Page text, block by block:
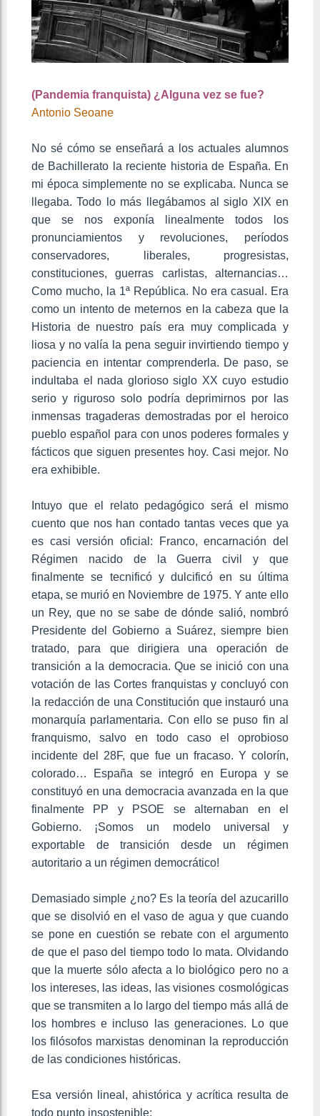
(Pandemia franquista) ¿Alguna vez se fue?
Antonio Seoane
No sé cómo se enseñará a los actuales alumnos
de Bachillerato la reciente historia de España. En
mi época simplemente no se explicaba. Nunca se
llegaba. Todo lo más llegábamos al siglo XIX en
que se nos exponía linealmente todos los
pronunciamientos y revoluciones, períodos
conservadores, liberales, progresistas,
constituciones, guerras carlistas, alternancias…
Como mucho, la 1ª República. No era casual. Era
como un intento de meternos en la cabeza que la
Historia de nuestro país era muy complicada y
liosa y no valía la pena seguir invirtiendo tiempo y
paciencia en intentar comprenderla. De paso, se
indultaba el nada glorioso siglo XX cuyo estudio
serio y riguroso solo podría deprimirnos por las
inmensas tragaderas demostradas por el heroico
pueblo español para con unos poderes formales y
fácticos que siguen presentes hoy. Casi mejor. No
era exhibible.
Intuyo que el relato pedagógico será el mismo
cuento que nos han contado tantas veces que ya
es casi versión oficial: Franco, encarnación del
Régimen nacido de la Guerra civil y que
finalmente se tecnificó y dulcificó en su última
etapa, se murió en Noviembre de 1975. Y ante ello
un Rey, que no se sabe de dónde salió, nombró
Presidente del Gobierno a Suárez, siempre bien
tratado, para que dirigiera una operación de
transición a la democracia. Que se inició con una
votación de las Cortes franquistas y concluyó con
la redacción de una Constitución que instauró una
monarquía parlamentaria. Con ello se puso fin al
franquismo, salvo en todo caso el oprobioso
incidente del 28F, que fue un fracaso. Y colorín,
colorado… España se integró en Europa y se
constituyó en una democracia avanzada en la que
finalmente PP y PSOE se alternaban en el
Gobierno. ¡Somos un modelo universal y
exportable de transición desde un régimen
autoritario a un régimen democrático!
Demasiado simple ¿no? Es la teoría del azucarillo
que se disolvió en el vaso de agua y que cuando
se pone en cuestión se rebate con el argumento
de que el paso del tiempo todo lo mata. Olvidando
que la muerte sólo afecta a lo biológico pero no a
los intereses, las ideas, las visiones cosmológicas
que se transmiten a lo largo del tiempo más allá de
los hombres e incluso las generaciones. Lo que
los filósofos marxistas denominan la reproducción
de las condiciones históricas.
Esa versión lineal, ahistórica y acrítica resulta de
todo punto insostenible: